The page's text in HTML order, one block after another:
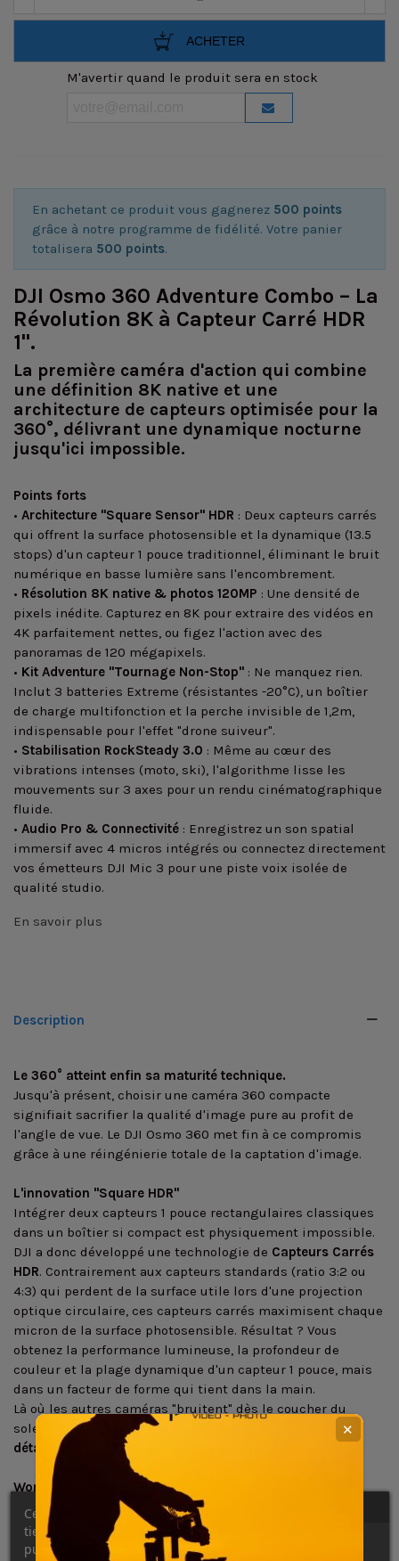
ACHETER
M'avertir quand le produit sera en stock
En achetant ce produit vous gagnerez 500 points
grâce à notre programme de fidélité. Votre panier
totalisera 500 points.
DJI Osmo 360 Adventure Combo – La
Révolution 8K à Capteur Carré HDR
1".
La première caméra d'action qui combine
une définition 8K native et une
architecture de capteurs optimisée pour la
360°, délivrant une dynamique nocturne
jusqu'ici impossible.
Points forts
• Architecture "Square Sensor" HDR : Deux capteurs carrés
qui offrent la surface photosensible et la dynamique (13.5
stops) d'un capteur 1 pouce traditionnel, éliminant le bruit
numérique en basse lumière sans l'encombrement.
• Résolution 8K native & photos 120MP : Une densité de
pixels inédite. Capturez en 8K pour extraire des vidéos en
4K parfaitement nettes, ou figez l'action avec des
panoramas de 120 mégapixels.
• Kit Adventure "Tournage Non-Stop" : Ne manquez rien.
Inclut 3 batteries Extreme (résistantes -20°C), un boîtier
de charge multifonction et la perche invisible de 1,2m,
indispensable pour l'effet "drone suiveur".
• Stabilisation RockSteady 3.0 : Même au cœur des
vibrations intenses (moto, ski), l'algorithme lisse les
mouvements sur 3 axes pour un rendu cinématographique
fluide.
• Audio Pro & Connectivité : Enregistrez un son spatial
immersif avec 4 micros intégrés ou connectez directement
vos émetteurs DJI Mic 3 pour une piste voix isolée de
qualité studio.
En savoir plus
Description
Le 360° atteint enfin sa maturité technique.
Jusqu'à présent, choisir une caméra 360 compacte
signifiait sacrifier la qualité d'image pure au profit de
l'angle de vue. Le DJI Osmo 360 met fin à ce compromis
grâce à une réingénierie totale de la captation d'image.
L'innovation "Square HDR"
Intégrer deux capteurs 1 pouce rectangulaires classiques
dans un boîtier si compact est physiquement impossible.
DJI a donc développé une technologie de Capteurs Carrés
HDR. Contrairement aux capteurs standards (ratio 3:2 ou
4:3) qui perdent de la surface utile lors d'une projection
optique circulaire, ces capteurs carrés maximisent chaque
micron de la surface photosensible. Résultat ? Vous
obtenez la performance lumineuse, la profondeur de
couleur et la plage dynamique d'un capteur 1 pouce, mais
dans un facteur de forme qui tient dans la main.
Là où les autres caméras "bruitent" dès le coucher du
soleil, l'Osmo 360 conserve des
et des
détails dans les hautes lumières
Workflow 8K
Filmez maintenant, réalisez plus tard
Larésolution 8K native
change votre flux de travail. Posez
la caméra au cœur de l'action et ne vous souciez plus du
cadrage. En post-production, vous pouvez extraire un plan
Ce site Web utilise ses propres cookies et ceux de
tiers pour améliorer nos services et vous montrer des
publicités liées à vos préférences en analysant vos
✕